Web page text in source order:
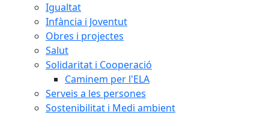
Igualtat
Infància i Joventut
Obres i projectes
Salut
Solidaritat i Cooperació
Caminem per l'ELA
Serveis a les persones
Sostenibilitat i Medi ambient